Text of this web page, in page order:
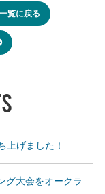
覧に戻る
上げました！
グ大会をオークラ